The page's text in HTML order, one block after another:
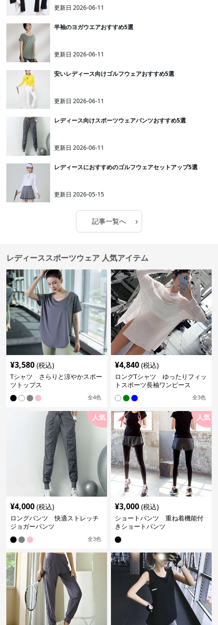
更新日2026-06-11
半袖のヨガウエアおすすめ5選
更新日2026-06-11
安いレディース向けゴルフウェアおすすめ5選
更新日2026-06-11
レディース向けスポーツウェアパンツおすすめ5選
更新日2026-06-11
レディースにおすすめのゴルフウェアセットアップ5選
更新日2026-05-15
記事一覧へ ›
レディーススポーツウェア 人気アイテム
¥3,580 (税込)
Tシャツ さらりと涼やかスポー
ツトップス
全4色
¥4,840 (税込)
ロングTシャツ ゆったりフィッ
トスポーツ長袖ワンピース
全3色
人気
¥4,000 (税込)
ロングパンツ 快適ストレッチ
ジョガーパンツ
全3色
人気
¥3,000 (税込)
ショートパンツ 重ね着機能付
きショートパンツ